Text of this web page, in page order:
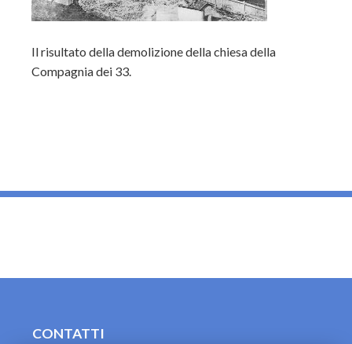
Il risultato della demolizione della chiesa della
Compagnia dei 33.
CONTATTI